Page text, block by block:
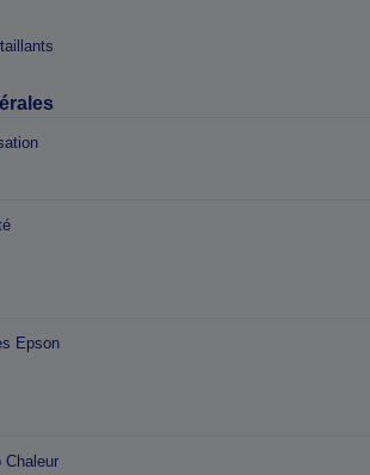
Epson
Chaleur